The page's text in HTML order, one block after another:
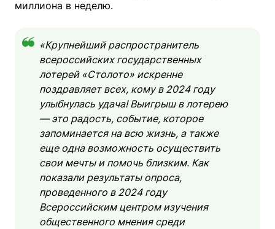
миллиона в неделю.
«Крупнейший распространитель
всероссийских государственных
лотерей «Столото» искренне
поздравляет всех, кому в 2024 году
улыбнулась удача! Выигрыш в лотерею
— это радость, событие, которое
запоминается на всю жизнь, а также
еще одна возможность осуществить
свои мечты и помочь близким. Как
показали результаты опроса,
проведенного в 2024 году
Всероссийским центром изучения
общественного мнения среди